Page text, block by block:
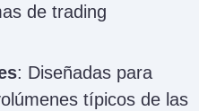
de trading
: Diseñadas para
típicos de las